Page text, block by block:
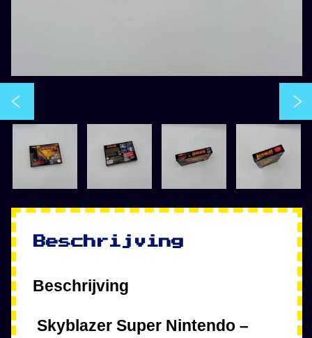
Beschrijving
Beschrijving
Skyblazer Super Nintendo –